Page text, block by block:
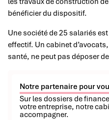
bénéficier du dispositif.
Une société de 25 salariés
effectif. Un cabinet
santé, ne peut pas déposer
Notre partenaire pour
Sur les dossiers de
votre entreprise, notre
accompagner.